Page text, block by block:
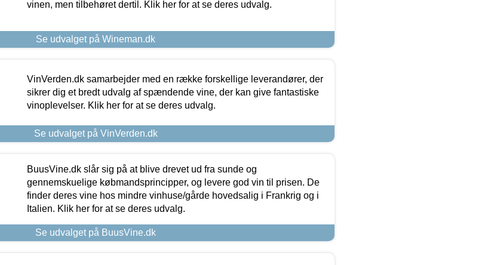
vinen, men tilbehøret dertil. Klik her for at se deres udvalg.
Se udvalget på Wineman.dk
VinVerden.dk samarbejder med en række forskellige leverandører, der
sikrer dig et bredt udvalg af spændende vine, der kan give fantastiske
vinoplevelser. Klik her for at se deres udvalg.
Se udvalget på VinVerden.dk
BuusVine.dk slår sig på at blive drevet ud fra sunde og
gennemskuelige købmandsprincipper, og levere god vin til prisen. De
finder deres vine hos mindre vinhuse/gårde hovedsalig i Frankrig og i
Italien. Klik her for at se deres udvalg.
Se udvalget på BuusVine.dk